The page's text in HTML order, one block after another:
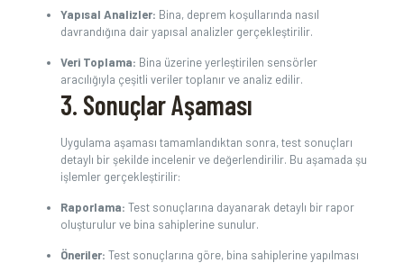
Yapısal Analizler: Bina, deprem koşullarında nasıl
davrandığına dair yapısal analizler gerçekleştirilir.
Veri Toplama: Bina üzerine yerleştirilen sensörler
aracılığıyla çeşitli veriler toplanır ve analiz edilir.
3. Sonuçlar Aşaması
Uygulama aşaması tamamlandıktan sonra, test sonuçları
detaylı bir şekilde incelenir ve değerlendirilir. Bu aşamada şu
işlemler gerçekleştirilir:
Raporlama: Test sonuçlarına dayanarak detaylı bir rapor
oluşturulur ve bina sahiplerine sunulur.
Öneriler: Test sonuçlarına göre, bina sahiplerine yapılması